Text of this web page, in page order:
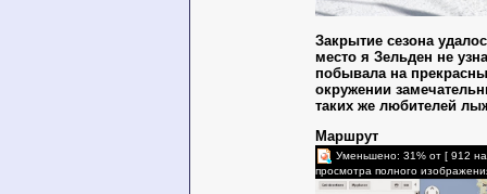
Закрытие сезона
место я Зельден не
побывала на
окружении
таких же любителей
Маршрут
Уменьшено: 31% от [ 912
просмотра полного